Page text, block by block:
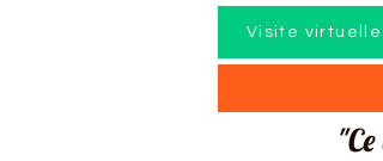
Visite virtuelle